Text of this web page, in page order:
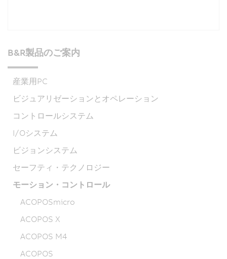
B&R製品のご案内
産業用PC
ビジュアリゼーションとオペレーション
コントロールシステム
I/Oシステム
ビジョンシステム
セーフティ・テクノロジー
モーション・コントロール
ACOPOSmicro
ACOPOS X
ACOPOS M4
ACOPOS